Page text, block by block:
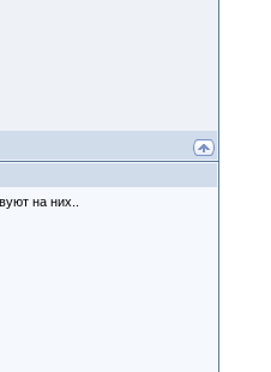
на них..